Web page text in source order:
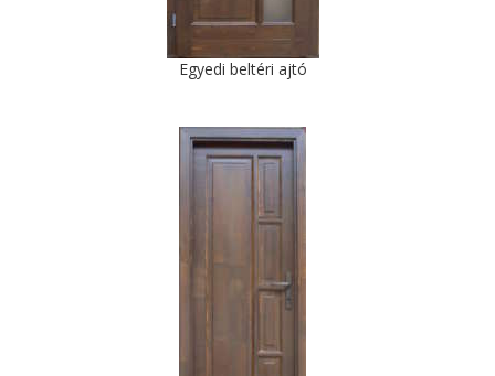
Egyedi beltéri ajtó